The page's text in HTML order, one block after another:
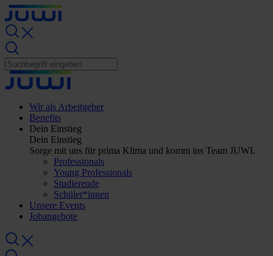
Wir als Arbeitgeber
Benefits
Dein Einstieg
Dein Einstieg
Sorge mit uns für prima Klima und komm ins Team JUWI.
Professionals
Young Professionals
Studierende
Schüler*innen
Unsere Events
Jobangebote